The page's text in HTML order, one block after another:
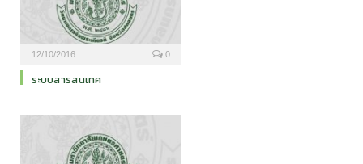
12/10/2016 0
ระบบสารสนเทศ